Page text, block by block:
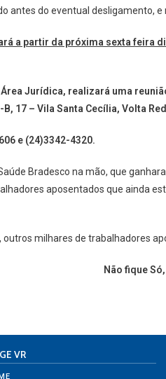
antes do eventual desligamento, e
a partir da próxima sexta feira
Área Jurídica, realizará uma
B, 17 – Vila Santa Cecília, Volta
e (24)3342-4320.
Bradesco na mão, que
aposentados que ainda
milhares de trabalhadores
Não fique
VR